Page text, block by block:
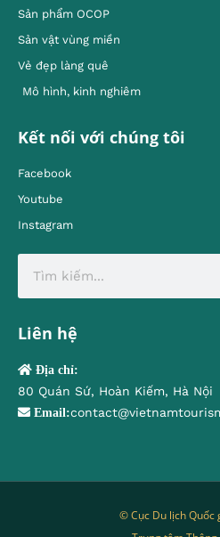
Sản phẩm OCOP
Sản vật vùng miền
Vẻ đẹp làng quê
Mô hình, kinh nghiêm
Kết nối với chúng tôi
Facebook
Youtube
Instagram
Liên hệ
Địa chỉ:
80 Quán Sứ, Hoàn Kiếm, Hà Nội
Email:
© Cục Du lịch Quốc